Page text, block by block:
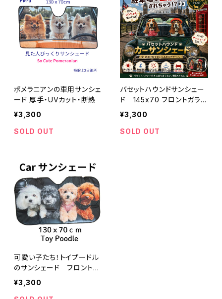
ポメラニアンの車用サンシェ
ード 厚手・UVカット・断熱
¥3,300
SOLD OUT
バセットハウンドサンシェー
ド 145x70 フロントガラス
サンシェード 厚手 145×
70cm
¥3,300
SOLD OUT
可愛い子たち！トイプードル
のサンシェード フロントガ
ラスサンシェード トイプー
¥3,300